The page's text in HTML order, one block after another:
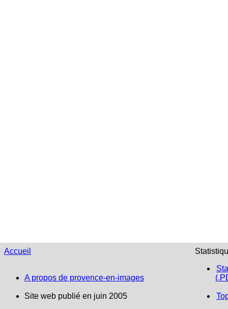
Accueil
A propos de provence-en-images
Site web publié en juin 2005